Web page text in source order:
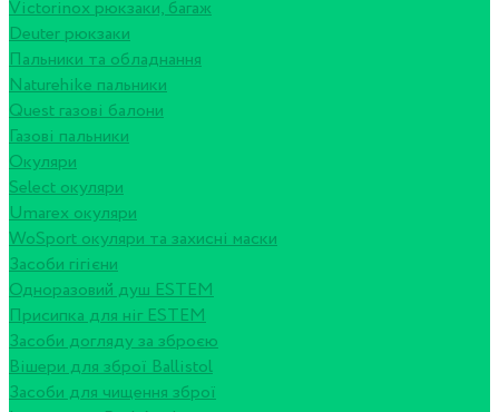
Victorinox рюкзаки, багаж
Deuter рюкзаки
Пальники та обладнання
Naturehike пальники
Quest газові балони
Газові пальники
Окуляри
Select окуляри
Umarex окуляри
WoSport окуляри та захисні маски
Засоби гігієни
Одноразовий душ ESTEM
Присипка для ніг ESTEM
Засоби догляду за зброєю
Вішери для зброї Ballistol
Засоби для чищення зброї